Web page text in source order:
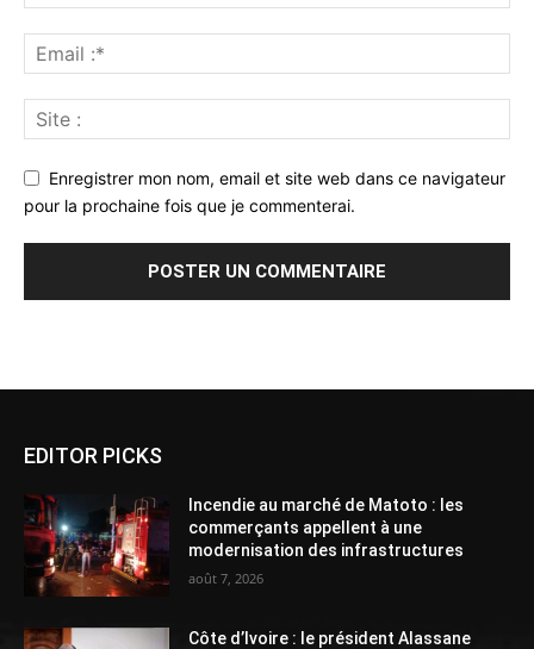
Enregistrer mon nom, email et site web dans ce navigateur
pour la prochaine fois que je commenterai.
EDITOR PICKS
Incendie au marché de Matoto : les
commerçants appellent à une
modernisation des infrastructures
août 7, 2026
Côte d’Ivoire : le président Alassane